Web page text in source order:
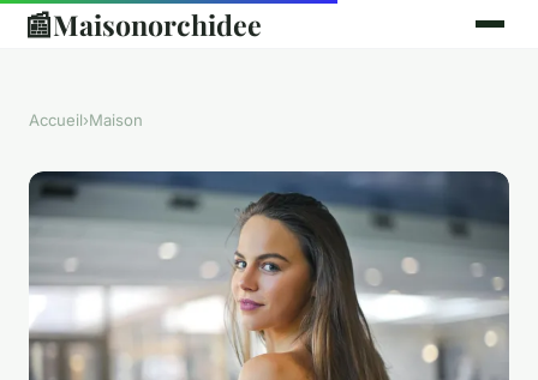
📰Maisonorchidee
Accueil›Maison